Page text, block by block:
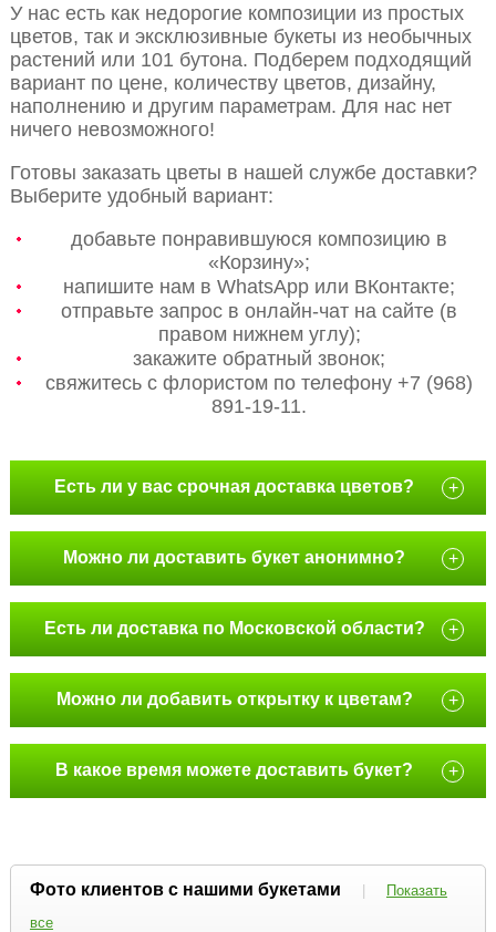
У нас есть как недорогие композиции из простых
цветов, так и эксклюзивные букеты из необычных
растений или 101 бутона. Подберем подходящий
вариант по цене, количеству цветов, дизайну,
наполнению и другим параметрам. Для нас нет
ничего невозможного!
Готовы заказать цветы в нашей службе доставки?
Выберите удобный вариант:
добавьте понравившуюся композицию в
«Корзину»;
напишите нам в WhatsApp или ВКонтакте;
отправьте запрос в онлайн-чат на сайте (в
правом нижнем углу);
закажите обратный звонок;
свяжитесь с флористом по телефону +7 (968)
891-19-11.
Есть ли у вас срочная доставка цветов? +
Можно ли доставить букет анонимно? +
Есть ли доставка по Московской области? +
Можно ли добавить открытку к цветам? +
В какое время можете доставить букет? +
Фото клиентов с нашими букетами |
Показать
все